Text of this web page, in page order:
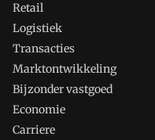
Retail
Logistiek
Transacties
Marktontwikkeling
Bijzonder vastgoed
Economie
Carriere